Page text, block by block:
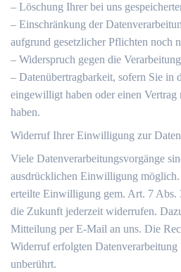
– Löschung Ihrer bei uns
– Einschränkung der
aufgrund gesetzlicher Pflichten noch
– Widerspruch gegen die
– Datenübertragbarkeit, sofern Sie in
eingewilligt haben oder einen Vertrag
haben.
Widerruf Ihrer Einwilligung zur
Viele Datenverarbeitungsvorgänge
ausdrücklichen Einwilligung möglich.
erteilte Einwilligung gem. Art. 7
die Zukunft jederzeit widerrufen.
Mitteilung per E-Mail an uns. Die
Widerruf erfolgten
unberührt.